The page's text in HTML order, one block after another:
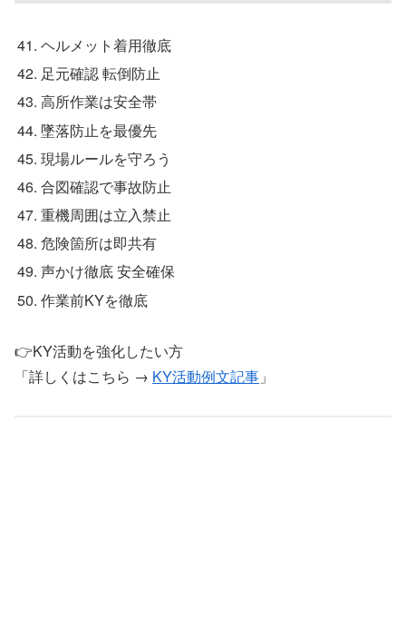
ヘルメット着用徹底
足元確認 転倒防止
高所作業は安全帯
墜落防止を最優先
現場ルールを守ろう
合図確認で事故防止
重機周囲は立入禁止
危険箇所は即共有
声かけ徹底 安全確保
作業前KYを徹底
👉KY活動を強化したい方
「詳しくはこちら → KY活動例文記事 」